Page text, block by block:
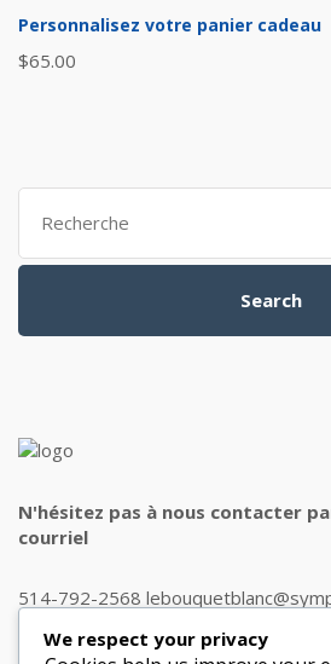
Personnalisez votre panier cadeau
$65.00
Search
for:
Search
N'hésitez pas à nous contacter
courriel
514-792-2568
We respect your privacy